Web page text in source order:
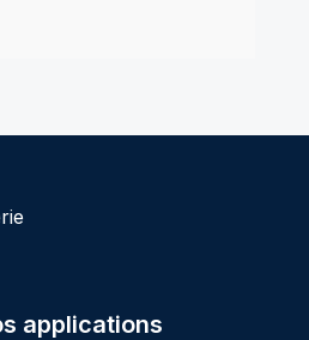
applications